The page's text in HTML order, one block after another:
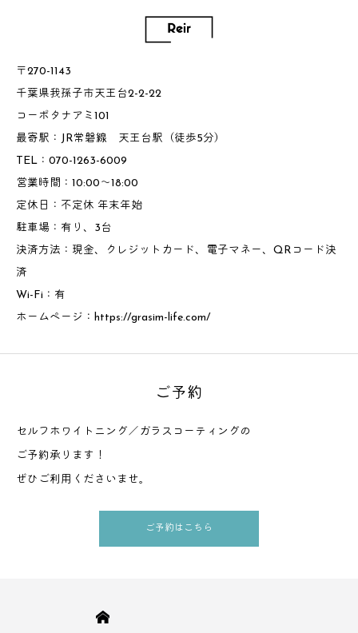
〒270-1143
千葉県我孫子市天王台2-2-22
コーポタナアミ101
最寄駅：JR常磐線 天王台駅（徒歩5分）
TEL：070-1263-6009
営業時間：10:00～18:00
定休日：不定休 年末年始
駐車場：有り、3台
決済方法：現金、クレジットカード、電子マネー、QRコード決
済
Wi-Fi：有
ホームページ： https://grasim-life.com/
ご予約
セルフホワイトニング／ガラスコーティングの
ご予約承ります！
ぜひご利用くださいませ。
ご予約はこちら